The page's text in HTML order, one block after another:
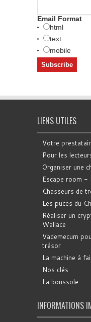
Email Format
html
text
mobile
LIENS UTILES
Votre
Pour les
Organiser une
Escape room -
Chasseurs de
Les puces du
Réaliser un
Wallace
Vademecum
trésor
La machine à
Nos clés
La boussole
INFORMATIONS